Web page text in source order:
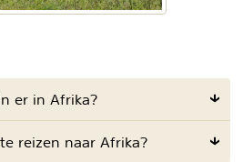
er in Afrika?
reizen naar Afrika?